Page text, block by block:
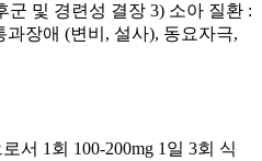
군 및 경련성 결장 3) 소아 질환 :
장애 (변비, 설사), 동요자극,
서 1회 100-200mg 1일 3회 식